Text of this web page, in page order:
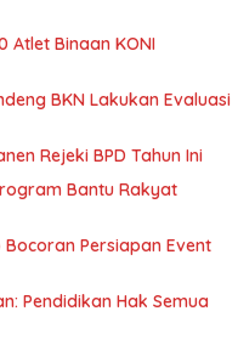
Atlet Binaan KONI
BKN Lakukan Evaluasi
Rejeki BPD Tahun Ini
Bantu Rakyat
Bocoran Persiapan Event
Pendidikan Hak Semua